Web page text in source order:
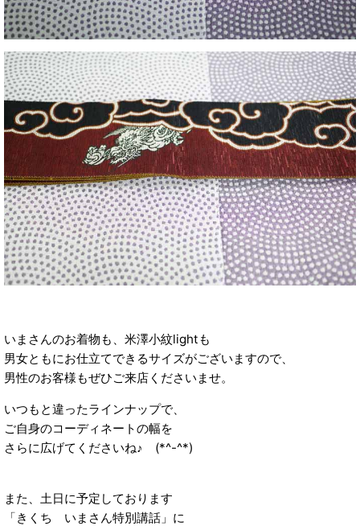
いまさんのお着物も、米澤小紋lightも
男女ともにお仕立てできるサイズがございますので、
男性のお客様もぜひご来店くださいませ。
いつもと違ったラインナップで、
ご自身のコーディネートの幅を
さらに広げてくださいね♪ (*^-^*)
また、土日に予定しております
「きくち いまさん特別講話」に